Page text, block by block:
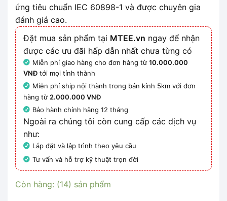
ứng tiêu chuẩn IEC 60898-1 và được chuyên gia
đánh giá cao.
Đặt mua sản phẩm tại MTEE.vn ngay để nhận
được các ưu đãi hấp dẫn nhất chưa từng có
Miễn phí giao hàng cho đơn hàng từ10.000.000
VNĐ tới mọi tỉnh thành
Miễn phí ship nội thành trong bán kính 5km với đơn
hàng từ 2.000.000 VNĐ
Bảo hành chính hãng 12 tháng
Ngoài ra chúng tôi còn cung cấp các dịch vụ
như:
Lắp đặt và lập trình theo yêu cầu
Tư vấn và hỗ trợ kỹ thuật trọn đời
Còn hàng: (14) sản phẩm